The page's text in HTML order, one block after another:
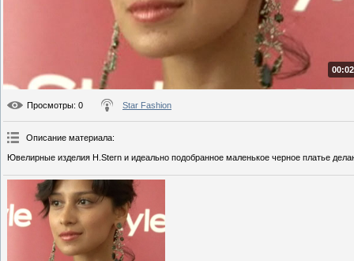
Просмотры: 0 Star Fashion
Описание материала:
Ювелирные изделия H.Stern и идеально подобранное маленькое черное платье